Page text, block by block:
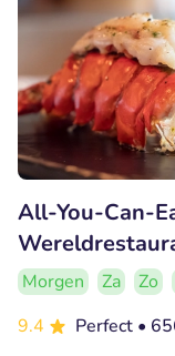
All-You-Can-
Morgen Za Zo
9.4
Perfect •